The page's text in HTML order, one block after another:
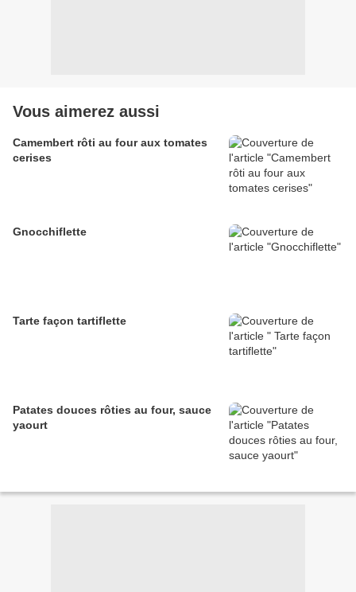
Vous aimerez aussi
Camembert rôti au four aux tomates
cerises
Gnocchiflette
Tarte façon tartiflette
Patates douces rôties au four, sauce
yaourt